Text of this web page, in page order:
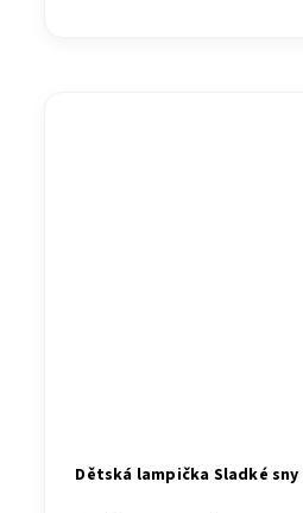
Dětská lampička Sladké sny